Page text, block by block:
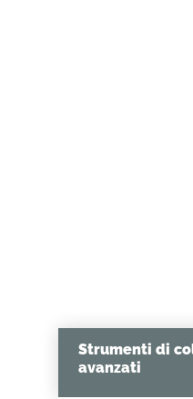
Strumenti di
avanzati